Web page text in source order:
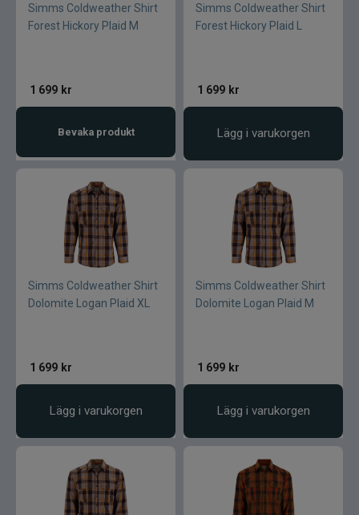
Simms Coldweather Shirt
Forest Hickory Plaid M
1 699 kr
Bevaka produkt
Simms Coldweather Shirt
Forest Hickory Plaid L
1 699 kr
Lägg i varukorgen
Simms Coldweather Shirt
Dolomite Logan Plaid XL
1 699 kr
Lägg i varukorgen
Simms Coldweather Shirt
Dolomite Logan Plaid M
1 699 kr
Lägg i varukorgen